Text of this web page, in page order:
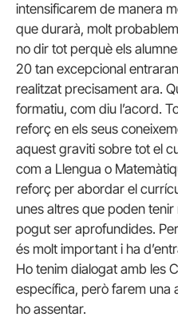
intensificarem de manera
que durarà, molt
no dir tot perquè els
20 tan excepcional
realitzat precisament ara.
formatiu, com diu l’acord.
reforç en els seus
aquest graviti sobre tot el
com a Llengua o
reforç per abordar el
unes altres que poden tenir
pogut ser aprofundides.
és molt important i ha
Ho tenim dialogat amb les
específica, però farem una
ho assentar.